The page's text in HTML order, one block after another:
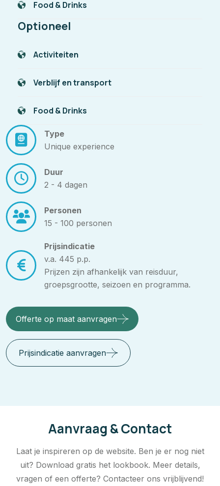
Food & Drinks
Optioneel
Activiteiten
Verblijf en transport
Food & Drinks
Type
Unique experience
Duur
2 - 4 dagen
Personen
15 - 100 personen
Prijsindicatie
v.a. 445 p.p.
Prijzen zijn afhankelijk van reisduur,
groepsgrootte, seizoen en programma.
Offerte op maat aanvragen
Prijsindicatie aanvragen
Aanvraag & Contact
Laat je inspireren op de website. Ben je er nog niet
uit? Download gratis het lookbook. Meer details,
vragen of een offerte? Contacteer ons vrijblijvend!